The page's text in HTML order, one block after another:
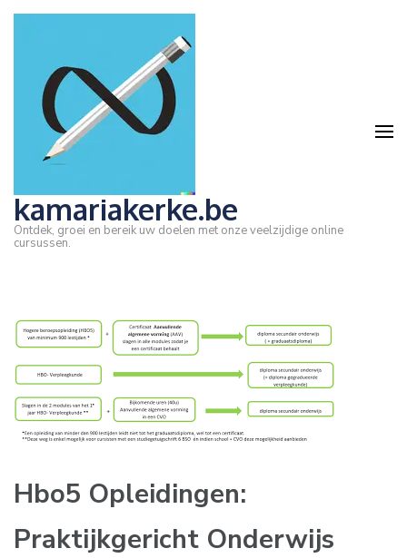
Ga
Enter)
kamariakerke.be
Ontdek, groei en bereik uw doelen met onze veelzijdige online
cursussen.
Hbo5 Opleidingen:
Praktijkgericht Onderwijs